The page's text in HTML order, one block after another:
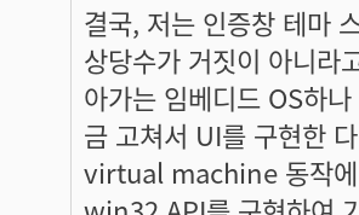
결국, 저는 인증창 테마
상당수가 거짓이 아니라
아가는 임베디드 OS하
금 고쳐서 UI를 구현한
virtual machine 동작에